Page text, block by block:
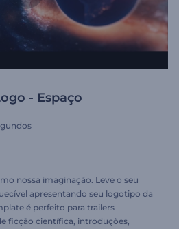
- Espaço
nossa imaginação. Leve o seu
apresentando seu logotipo da
é perfeito para trailers
ficção científica, introduções,